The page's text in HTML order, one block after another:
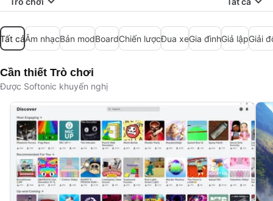
Tất cảÂm nhạcBản modBoardChiến lượcĐua xeGia đìnhGiả lậpGiải
Cần thiết Trò chơi
Được Softonic khuyến nghị